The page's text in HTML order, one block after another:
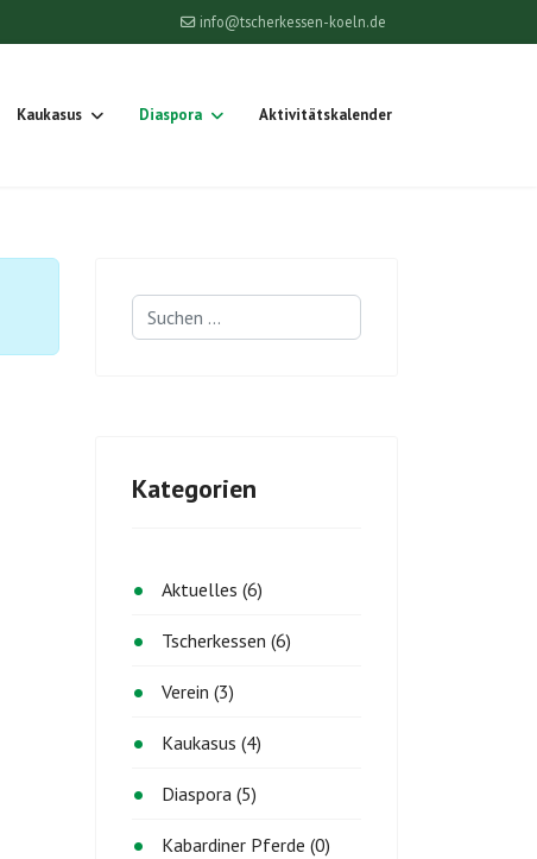
info@tscherkessen-koeln.de
Kaukasus Diaspora Aktivitätskalender
Suchen
...
Kategorien
Aktuelles (6)
Tscherkessen (6)
Verein (3)
Kaukasus (4)
Diaspora (5)
Kabardiner Pferde (0)